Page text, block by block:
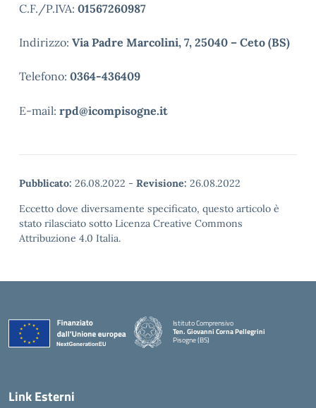
C.F./P.IVA: 01567260987
Indirizzo: Via Padre Marcolini, 7, 25040 – Ceto (BS)
Telefono: 0364-436409
E-mail: rpd@icompisogne.it
Pubblicato: 26.08.2022 - Revisione: 26.08.2022
Eccetto dove diversamente specificato, questo articolo è
stato rilasciato sotto Licenza Creative Commons
Attribuzione 4.0 Italia.
Istituto Comprensivo
Ten. Giovanni Corna Pellegrini
Pisogne (BS)
— Visita la pagina iniziale della scuola
Link Esterni